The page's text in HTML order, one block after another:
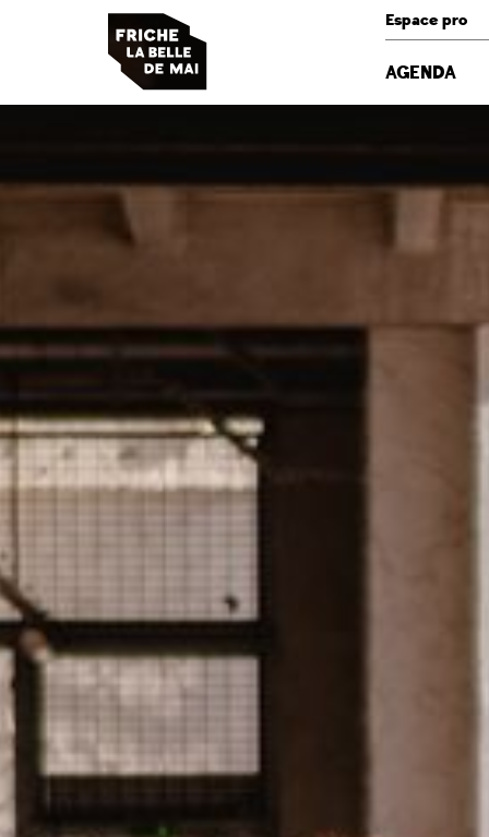
Espace pro
AGENDA
Panneau de gestion des cookies